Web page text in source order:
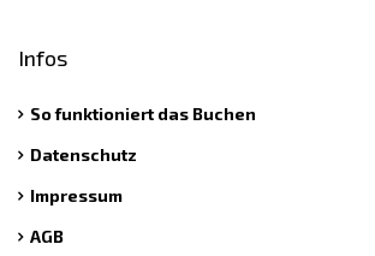
Infos
So funktioniert das Buchen
Datenschutz
Impressum
AGB